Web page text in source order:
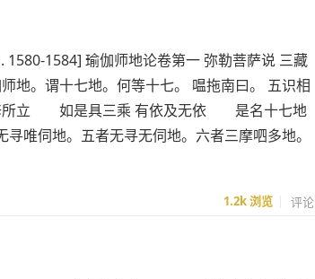
1584] 瑜伽师地论卷第一 弥勒菩萨说 三藏
地。谓十七地。何等十七。 嗢拖南曰。 五识相
立 如是具三乘 有依及无依 是名十七地
唯伺地。五者无寻无伺地。六者三摩呬多地。
1.2k浏览 评论